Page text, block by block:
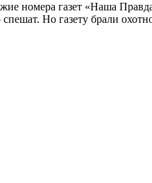
номера газет «Наша
Но газету брали